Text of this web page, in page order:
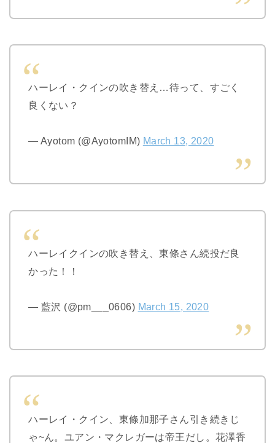
ハーレイ・クインの吹き替え…待って、すごく
良くない？
— Ayotom (@AyotomIM) March 13, 2020
ハーレイクインの吹き替え、東條さん続投だ良
かった！！
— 藍沢 (@pm___0606) March 15, 2020
ハーレイ・クイン、東條加那子さん引き続きじ
ゃ~ん。ユアン・マクレガーは帝王だし。花澤香